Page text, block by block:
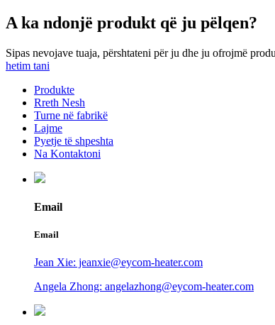
A ka ndonjë produkt që ju pëlqen?
Sipas nevojave tuaja, përshtateni për ju dhe ju ofrojmë
hetim tani
Produkte
Rreth Nesh
Turne në fabrikë
Lajme
Pyetje të shpeshta
Na Kontaktoni
Email
Email
Jean Xie: jeanxie@eycom-heater.com
Angela Zhong: angelazhong@eycom-heater.com